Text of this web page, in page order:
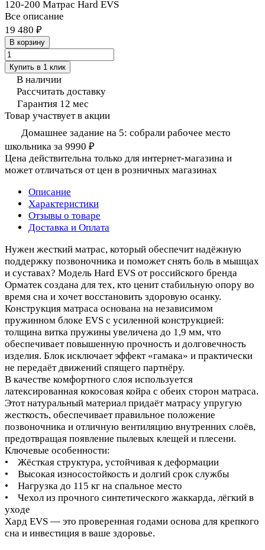
120-200 Матрас Hard EVS
Все описание
19 480 ₽
В корзину
Купить в 1 клик
В наличии
Рассчитать доставку
Гарантия 12 мес
Товар участвует в акции
Домашнее задание на 5: собрали рабочее место
школьника за 9990 ₽
Цена действительна только для интернет-магазина и
может отличаться от цен в розничных магазинах
Описание
Характеристики
Отзывы о товаре
Доставка и Оплата
Нужен жесткий матрас, который обеспечит надёжную
поддержку позвоночника и поможет снять боль в мышцах
и суставах? Модель Hard EVS от российского бренда
Орматек создана для тех, кто ценит стабильную опору во
время сна и хочет восстановить здоровую осанку.
Конструкция матраса основана на независимом
пружинном блоке EVS с усиленной конструкцией:
толщина витка пружины увеличена до 1,9 мм, что
обеспечивает повышенную прочность и долговечность
изделия. Блок исключает эффект «гамака» и практически
не передаёт движений спящего партнёру.
В качестве комфортного слоя используется
латексированная кокосовая койра с обеих сторон матраса.
Этот натуральный материал придаёт матрасу упругую
жесткость, обеспечивает правильное положение
позвоночника и отличную вентиляцию внутренних слоёв,
предотвращая появление пылевых клещей и плесени.
Ключевые особенности:
• Жёсткая структура, устойчивая к деформации
• Высокая износостойкость и долгий срок службы
• Нагрузка до 115 кг на спальное место
• Чехол из прочного синтетического жаккарда, лёгкий в
уходе
Хард EVS — это проверенная годами основа для крепкого
сна и инвестиция в ваше здоровье.